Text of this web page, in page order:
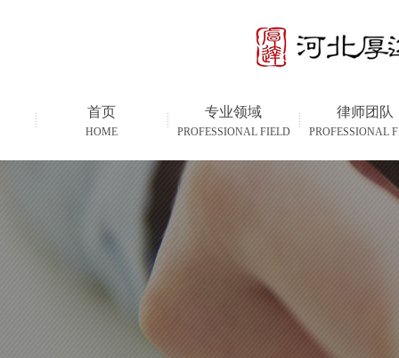
首页
HOME
专业领域
PROFESSIONAL FIELD
律师团队
PROFESSIONAL